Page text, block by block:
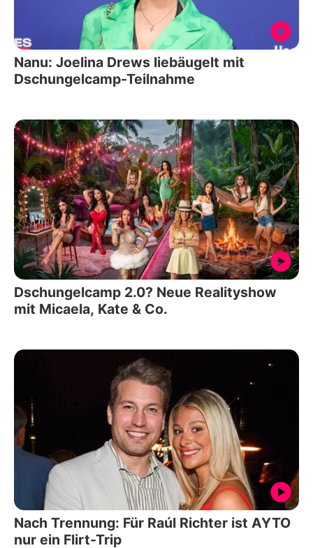
Nanu: Joelina Drews liebäugelt mit
Dschungelcamp-Teilnahme
Dschungelcamp 2.0? Neue Realityshow
mit Micaela, Kate & Co.
Nach Trennung: Für Raúl Richter ist AYTO
nur ein Flirt-Trip